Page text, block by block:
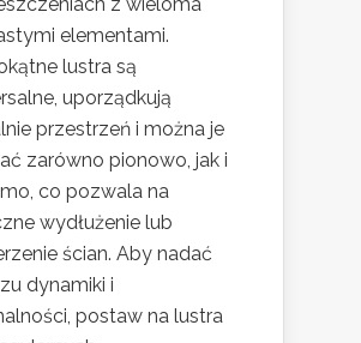
elementami.
lustra są
uporządkują
przestrzeń i można je
zarówno pionowo, jak i
co pozwala na
wydłużenie lub
ścian. Aby nadać
dynamiki i
postaw na lustra